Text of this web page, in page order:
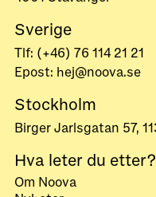
Sverige
Tlf: (+46) 76 114 21 21
Epost: hej@noova.se
Stockholm
Birger Jarlsgatan 57,
Hva leter du etter?
Om Noova